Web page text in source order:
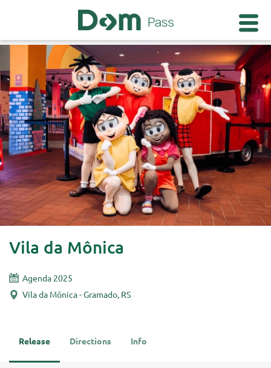
Vila da Mônica
Agenda 2025
Vila da Mônica - Gramado, RS
Release Directions Info